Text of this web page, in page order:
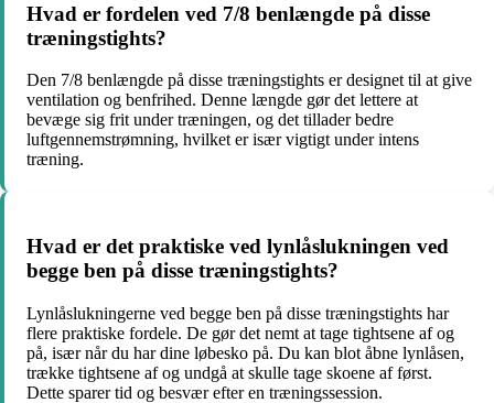
Hvad er fordelen ved 7/8 benlængde på disse
træningstights?
Den 7/8 benlængde på disse træningstights er designet til at give
ventilation og benfrihed. Denne længde gør det lettere at
bevæge sig frit under træningen, og det tillader bedre
luftgennemstrømning, hvilket er især vigtigt under intens
træning.
Hvad er det praktiske ved lynlåslukningen ved
begge ben på disse træningstights?
Lynlåslukningerne ved begge ben på disse træningstights har
flere praktiske fordele. De gør det nemt at tage tightsene af og
på, især når du har dine løbesko på. Du kan blot åbne lynlåsen,
trække tightsene af og undgå at skulle tage skoene af først.
Dette sparer tid og besvær efter en træningssession.